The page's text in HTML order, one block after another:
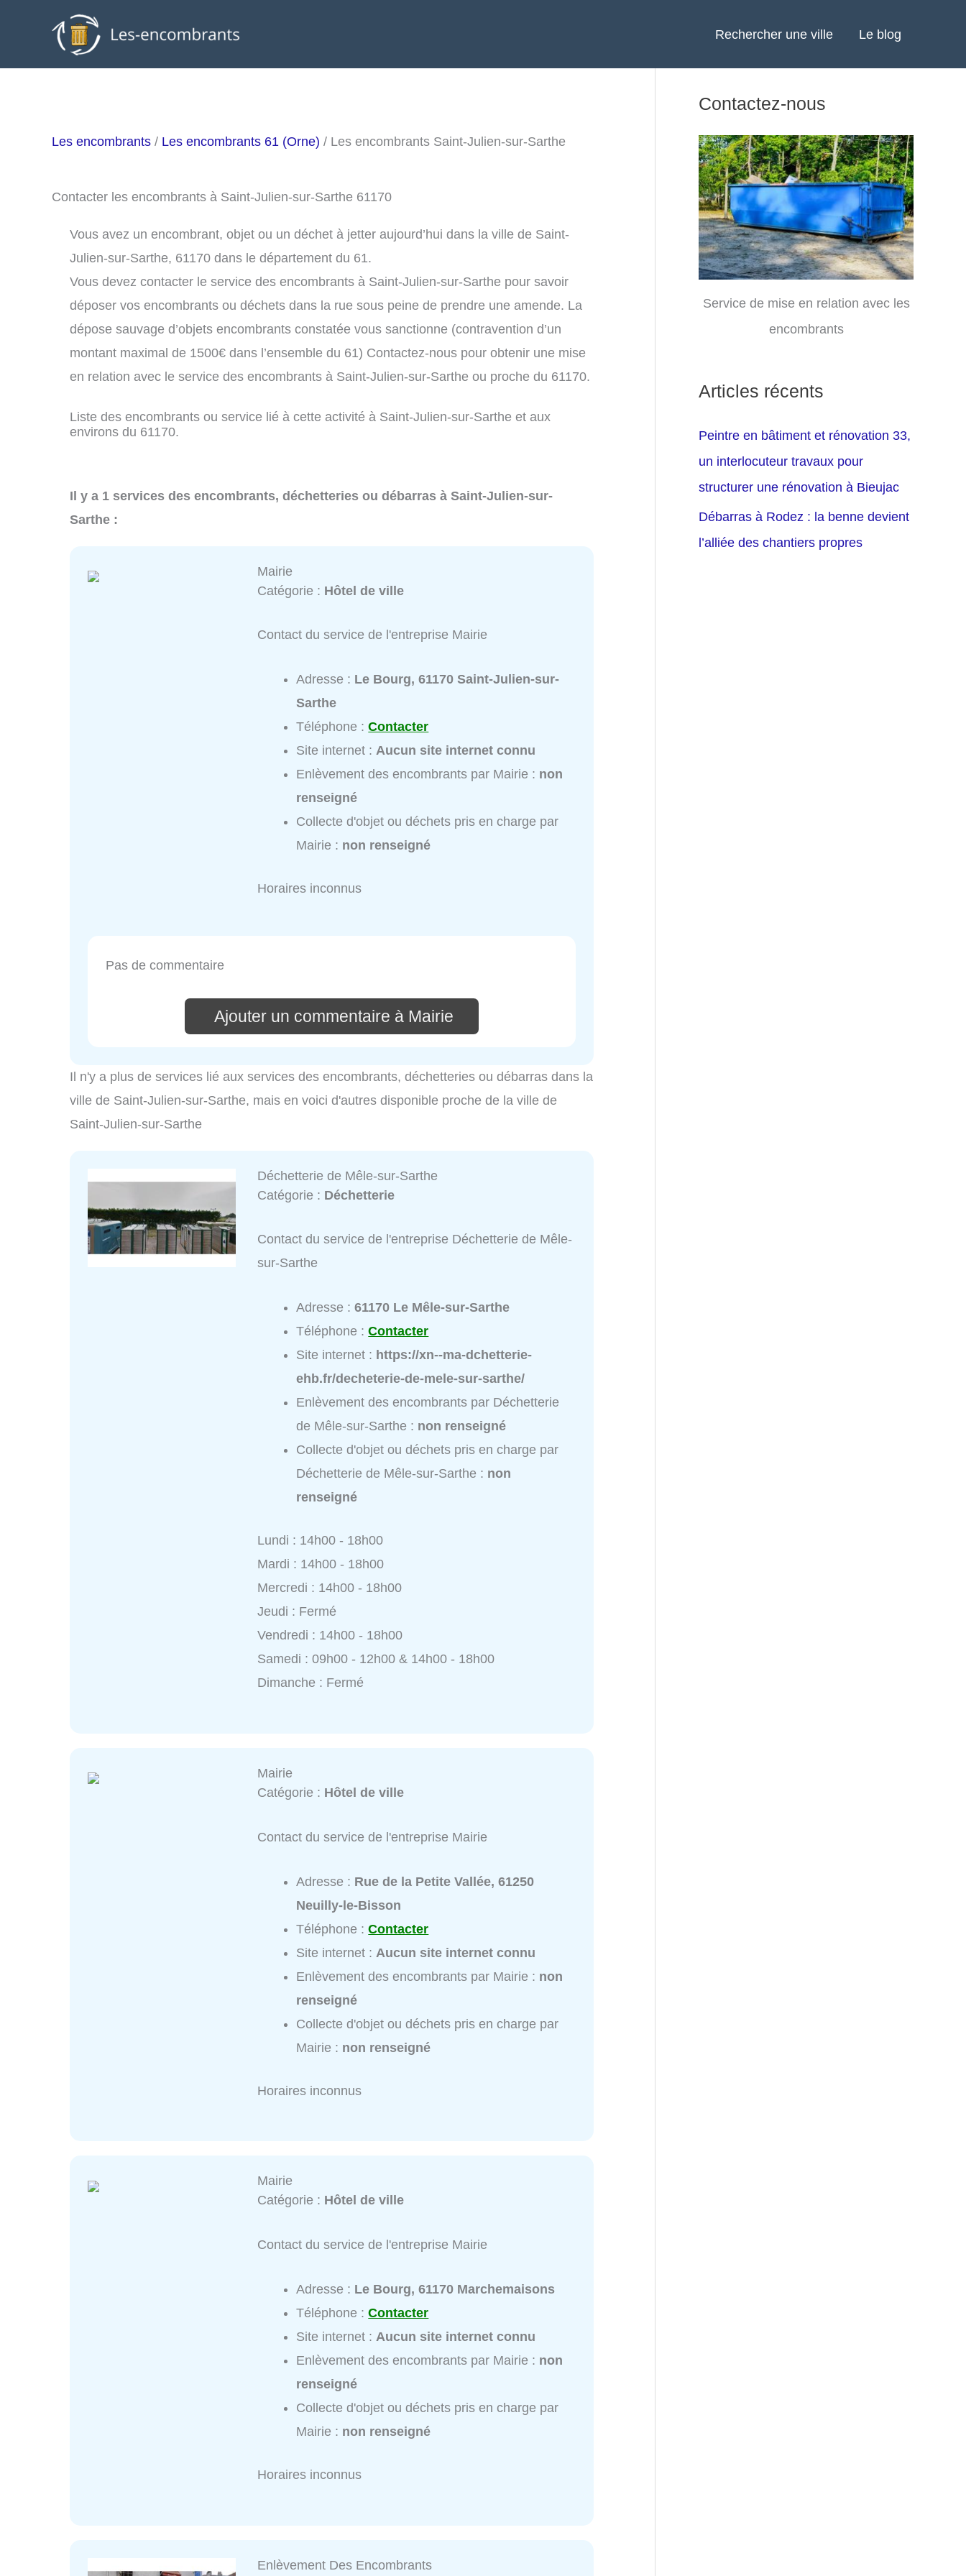
Rechercher une ville Le blog
Les encombrants / Les encombrants 61 (Orne) / Les encombrants Saint-Julien-sur-Sarthe
Contacter les encombrants à Saint-Julien-sur-Sarthe 61170
Vous avez un encombrant, objet ou un déchet à jetter aujourd’hui dans la ville de Saint-
Julien-sur-Sarthe, 61170 dans le département du 61.
Vous devez contacter le service des encombrants à Saint-Julien-sur-Sarthe pour savoir
déposer vos encombrants ou déchets dans la rue sous peine de prendre une amende. La
dépose sauvage d’objets encombrants constatée vous sanctionne (contravention d’un
montant maximal de 1500€ dans l’ensemble du 61) Contactez-nous pour obtenir une mise
en relation avec le service des encombrants à Saint-Julien-sur-Sarthe ou proche du 61170.
Liste des encombrants ou service lié à cette activité à Saint-Julien-sur-Sarthe et aux
environs du 61170.
Il y a 1 services des encombrants, déchetteries ou débarras à Saint-Julien-sur-
Sarthe :
Mairie
Catégorie : Hôtel de ville
Contact du service de l'entreprise Mairie
Adresse : Le Bourg, 61170 Saint-Julien-sur-
Sarthe
Téléphone :Contacter
Site internet :Aucun site internet connu
Enlèvement des encombrants par Mairie : non
renseigné
Collecte d'objet ou déchets pris en charge par
Mairie : non renseigné
Horaires inconnus
Pas de commentaire
Ajouter un commentaire à Mairie
Il n'y a plus de services lié aux services des encombrants, déchetteries ou débarras dans la
ville de Saint-Julien-sur-Sarthe, mais en voici d'autres disponible proche de la ville de
Saint-Julien-sur-Sarthe
Déchetterie de Mêle-sur-Sarthe
Catégorie : Déchetterie
Contact du service de l'entreprise Déchetterie de Mêle-
sur-Sarthe
Adresse :61170 Le Mêle-sur-Sarthe
Téléphone :Contacter
Site internet : https://xn--ma-dchetterie-
ehb.fr/decheterie-de-mele-sur-sarthe/
Enlèvement des encombrants par Déchetterie
de Mêle-sur-Sarthe : non renseigné
Collecte d'objet ou déchets pris en charge par
Déchetterie de Mêle-sur-Sarthe : non
renseigné
Lundi : 14h00 - 18h00
Mardi : 14h00 - 18h00
Mercredi : 14h00 - 18h00
Jeudi : Fermé
Vendredi : 14h00 - 18h00
Samedi : 09h00 - 12h00 & 14h00 - 18h00
Dimanche : Fermé
Mairie
Catégorie : Hôtel de ville
Contact du service de l'entreprise Mairie
Adresse : Rue de la Petite Vallée, 61250
Neuilly-le-Bisson
Téléphone :Contacter
Site internet : Aucun site internet connu
Enlèvement des encombrants par Mairie : non
renseigné
Collecte d'objet ou déchets pris en charge par
Mairie : non renseigné
Horaires inconnus
Mairie
Catégorie : Hôtel de ville
Contact du service de l'entreprise Mairie
Adresse : Le Bourg, 61170 Marchemaisons
Téléphone :Contacter
Site internet : Aucun site internet connu
Enlèvement des encombrants par Mairie : non
renseigné
Collecte d'objet ou déchets pris en charge par
Mairie : non renseigné
Horaires inconnus
Enlèvement Des Encombrants
Contactez-nous
Service de mise en relation avec les
encombrants
Articles récents
Peintre en bâtiment et rénovation 33,
un interlocuteur travaux pour
structurer une rénovation à Bieujac
Débarras à Rodez : la benne devient
l’alliée des chantiers propres